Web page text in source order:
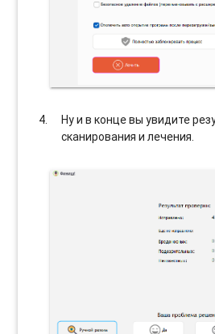
Ну и в конце вы увидите
сканирования и лечения.